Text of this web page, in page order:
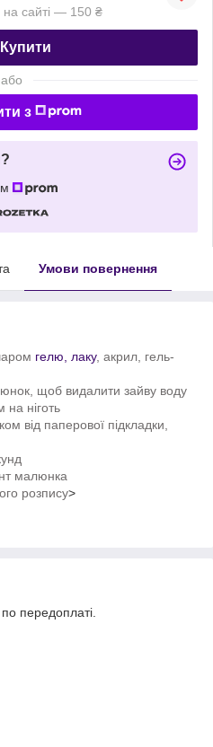
на сайті — 150 ₴
Купити
або
з
Умови повернення
гелю, лаку, акрил, гель-
щоб видалити зайву воду
на ніготь
від паперової підкладки,
малюнка
розпису>
передоплаті.